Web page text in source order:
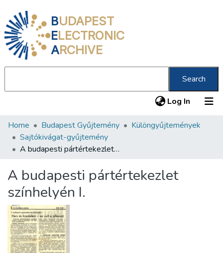
BUDAPEST
ELECTRONIC
ARCHIVE
Search
Log In (current)
Communities & Collections
All of DSpace
About us
Home Budapest Gyűjtemény
Különgyűjtemények
Sajtókivágat-gyűjtemény
A budapesti pártértekezlet színhelyén I.
A budapesti pártértekezlet
színhelyén I.